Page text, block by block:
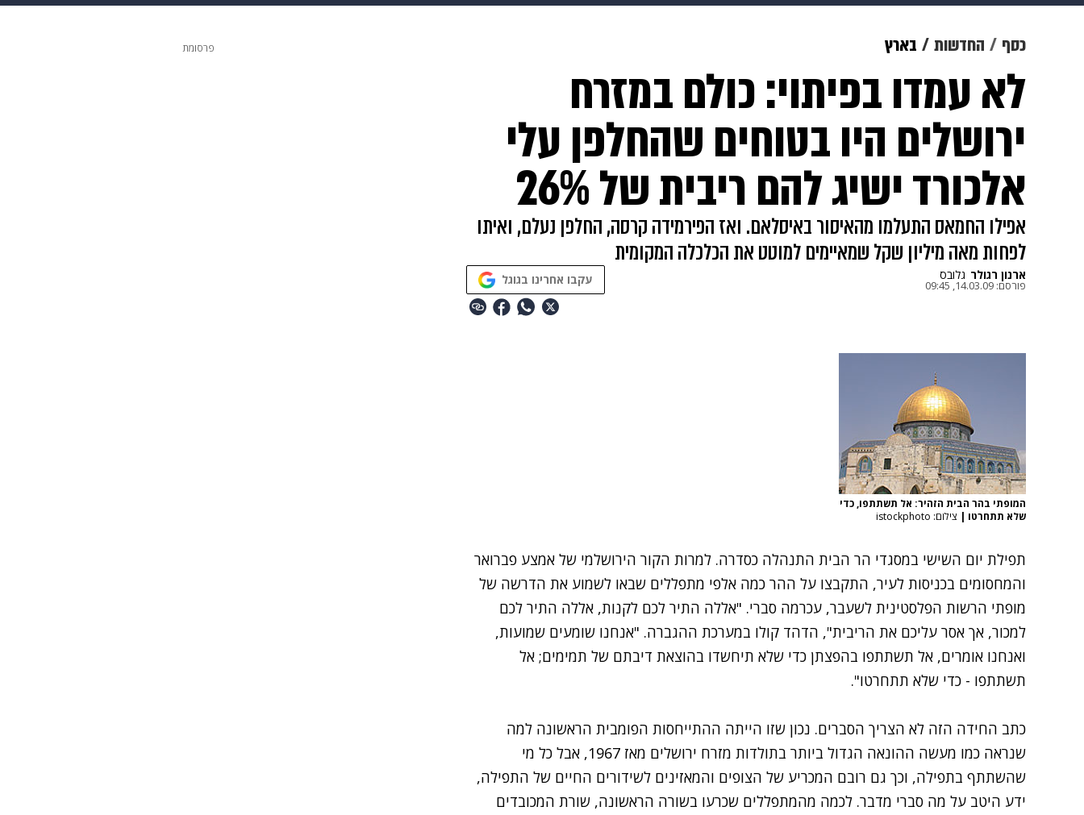
תרבות
גאווה ויוה משפט תשעה חודשים מתכונים
כסף החדשות בארץ
לא עמדו בפיתוי: כולם במזרח
ירושלים היו בטוחים שהחלפן עלי
אלכורד ישיג להם ריבית של 26%
אפילו החמאס התעלמו מהאיסור באיסלאם. ואז הפירמידה קרסה, החלפן נעלם, ואיתו
לפחות מאה מיליון שקל שמאיימים למוטט את הכלכלה המקומית
ארנון רגולר גלובס
פורסם: 14.03.09, 09:45 עקבו אחרינו בגוגל
המופתי בהר הבית הזהיר: אל תשתתפו, כדי
שלא תתחרטו | צילום: istockphoto
תפילת יום השישי במסגדי הר הבית התנהלה כסדרה. למרות הקור הירושלמי של אמצע פברואר
והמחסומים בכניסות לעיר, התקבצו על ההר כמה אלפי מתפללים שבאו לשמוע את הדרשה של
מופתי הרשות הפלסטינית לשעבר, עכרמה סברי. "אללה התיר לכם לקנות, אללה התיר לכם
למכור, אך אסר עליכם את הריבית", הדהד קולו במערכת ההגברה. "אנחנו שומעים שמועות,
ואנחנו אומרים, אל תשתתפו בהפצתן כדי שלא תיחשדו בהוצאת דיבתם של תמימים; אל
תשתתפו - כדי שלא תתחרטו".
כתב החידה הזה לא הצריך הסברים. נכון שזו הייתה ההתייחסות הפומבית הראשונה למה
שנראה כמו מעשה ההונאה הגדול ביותר בתולדות מזרח ירושלים מאז 1967, אבל כל מי
שהשתתף בתפילה, וכך גם רובם המכריע של הצופים והמאזינים לשידורים החיים של התפילה,
ידע היטב על מה סברי מדבר. לכמה מהמתפללים שכרעו בשורה הראשונה, שורת המכובדים
פרסומת